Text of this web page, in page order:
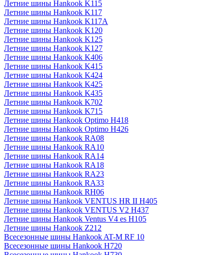
Летние шины Hankook K115
Летние шины Hankook K117
Летние шины Hankook K117A
Летние шины Hankook K120
Летние шины Hankook K125
Летние шины Hankook K127
Летние шины Hankook K406
Летние шины Hankook K415
Летние шины Hankook K424
Летние шины Hankook K425
Летние шины Hankook K435
Летние шины Hankook K702
Летние шины Hankook K715
Летние шины Hankook Optimo H418
Летние шины Hankook Optimo H426
Летние шины Hankook RA08
Летние шины Hankook RA10
Летние шины Hankook RA14
Летние шины Hankook RA18
Летние шины Hankook RA23
Летние шины Hankook RA33
Летние шины Hankook RH06
Летние шины Hankook VENTUS HR II H405
Летние шины Hankook VENTUS V2 H437
Летние шины Hankook Ventus V4 es H105
Летние шины Hankook Z212
Всесезонные шины Hankook AT-M RF 10
Всесезонные шины Hankook H720